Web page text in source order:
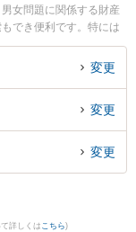
女問題に関係する財産
でき便利です。特には
事務所の久保田 仁弁護士
ています。『丸亀市で
内の弁護士に相談予約
変更
変更
変更
詳しくは こちら)